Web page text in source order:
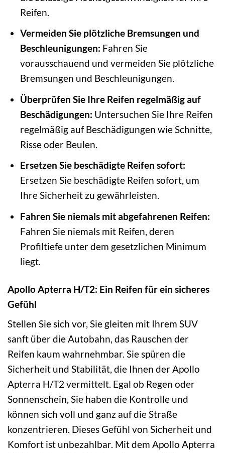
Reifen.
Vermeiden Sie plötzliche Bremsungen und
Beschleunigungen: Fahren Sie
vorausschauend und vermeiden Sie plötzliche
Bremsungen und Beschleunigungen.
Überprüfen Sie Ihre Reifen regelmäßig auf
Beschädigungen: Untersuchen Sie Ihre Reifen
regelmäßig auf Beschädigungen wie Schnitte,
Risse oder Beulen.
Ersetzen Sie beschädigte Reifen sofort:
Ersetzen Sie beschädigte Reifen sofort, um
Ihre Sicherheit zu gewährleisten.
Fahren Sie niemals mit abgefahrenen Reifen:
Fahren Sie niemals mit Reifen, deren
Profiltiefe unter dem gesetzlichen Minimum
liegt.
Apollo Apterra H/T2: Ein Reifen für ein sicheres
Gefühl
Stellen Sie sich vor, Sie gleiten mit Ihrem SUV
sanft über die Autobahn, das Rauschen der
Reifen kaum wahrnehmbar. Sie spüren die
Sicherheit und Stabilität, die Ihnen der Apollo
Apterra H/T2 vermittelt. Egal ob Regen oder
Sonnenschein, Sie haben die Kontrolle und
können sich voll und ganz auf die Straße
konzentrieren. Dieses Gefühl von Sicherheit und
Komfort ist unbezahlbar. Mit dem Apollo Apterra